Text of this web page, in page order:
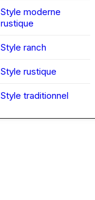
Style moderne
rustique
Style ranch
Style rustique
Style traditionnel